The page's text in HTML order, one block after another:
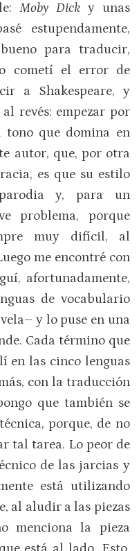
Moby Dicky unas
estupendamente,
para traducir,
cometí el error de
a Shakespeare, y
revés: empezar por
tono que domina en
autor, que, por otra
es que su estilo
y, para un
problema, porque
muy difícil, al
me encontré con
afortunadamente,
de vocabulario
y lo puse en una
Cada término que
en las cinco lenguas
con la traducción
que también se
porque, de no
tal tarea. Lo peor de
de las jarcias y
está utilizando
al aludir a las piezas
menciona la pieza